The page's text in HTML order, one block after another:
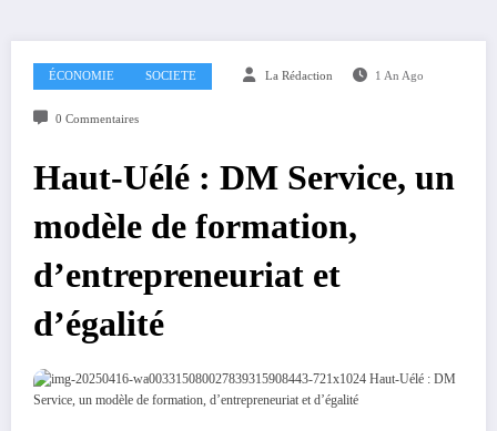
ÉCONOMIE SOCIETE La Rédaction 1 An Ago
0 Commentaires
Haut-Uélé : DM Service, un
modèle de formation,
d’entrepreneuriat et
d’égalité